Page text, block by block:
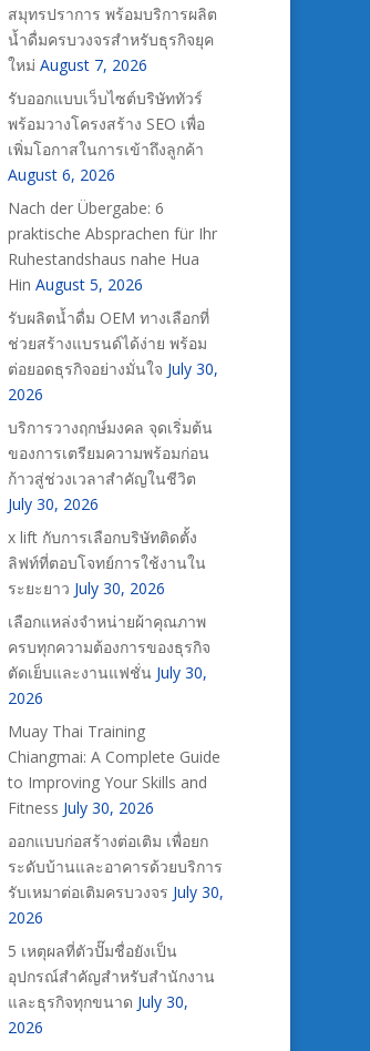
สมุทรปราการ พร้อมบริการผลิต
น้ำดื่มครบวงจรสำหรับธุรกิจยุค
ใหม่ August 7, 2026
รับออกแบบเว็บไซต์บริษัททัวร์
พร้อมวางโครงสร้าง SEO เพื่อ
เพิ่มโอกาสในการเข้าถึงลูกค้า
August 6, 2026
Nach der Übergabe: 6
praktische Absprachen für Ihr
Ruhestandshaus nahe Hua
Hin August 5, 2026
รับผลิตน้ำดื่ม OEM ทางเลือกที่
ช่วยสร้างแบรนด์ได้ง่าย พร้อม
ต่อยอดธุรกิจอย่างมั่นใจ July 30,
2026
บริการวางฤกษ์มงคล จุดเริ่มต้น
ของการเตรียมความพร้อมก่อน
ก้าวสู่ช่วงเวลาสำคัญในชีวิต
July 30, 2026
x lift กับการเลือกบริษัทติดตั้ง
ลิฟท์ที่ตอบโจทย์การใช้งานใน
ระยะยาว July 30, 2026
เลือกแหล่งจำหน่ายผ้าคุณภาพ
ครบทุกความต้องการของธุรกิจ
ตัดเย็บและงานแฟชั่น July 30,
2026
Muay Thai Training
Chiangmai: A Complete Guide
to Improving Your Skills and
Fitness July 30, 2026
ออกแบบก่อสร้างต่อเติม เพื่อยก
ระดับบ้านและอาคารด้วยบริการ
รับเหมาต่อเติมครบวงจร July 30,
2026
5 เหตุผลที่ตัวปั๊มชื่อยังเป็น
อุปกรณ์สำคัญสำหรับสำนักงาน
และธุรกิจทุกขนาด July 30,
2026